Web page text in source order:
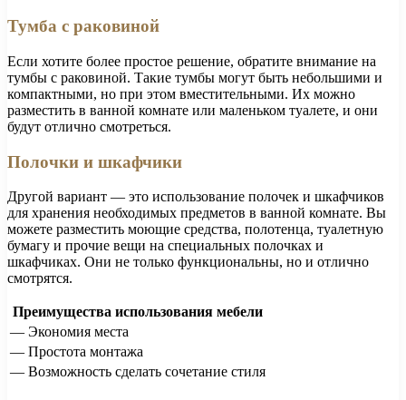
Тумба с раковиной
Если хотите более простое решение, обратите внимание на
тумбы с раковиной. Такие тумбы могут быть небольшими и
компактными, но при этом вместительными. Их можно
разместить в ванной комнате или маленьком туалете, и они
будут отлично смотреться.
Полочки и шкафчики
Другой вариант — это использование полочек и шкафчиков
для хранения необходимых предметов в ванной комнате. Вы
можете разместить моющие средства, полотенца, туалетную
бумагу и прочие вещи на специальных полочках и
шкафчиках. Они не только функциональны, но и отлично
смотрятся.
Преимущества использования мебели
— Экономия места
— Простота монтажа
— Возможность сделать сочетание стиля